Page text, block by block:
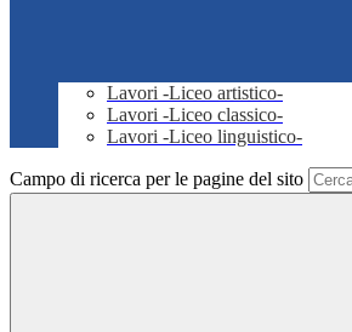
Lavori -Liceo artistico-
Lavori -Liceo classico-
Lavori -Liceo linguistico-
Campo di ricerca per le pagine del sito